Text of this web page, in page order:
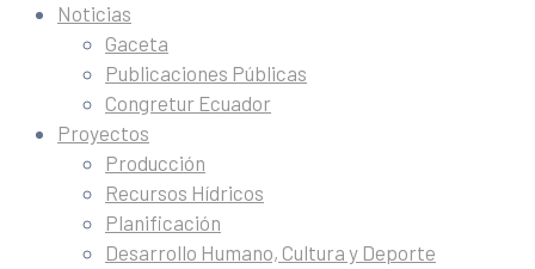
Noticias
Gaceta
Publicaciones Públicas
Congretur Ecuador
Proyectos
Producción
Recursos Hídricos
Planificación
Desarrollo Humano, Cultura y Deporte